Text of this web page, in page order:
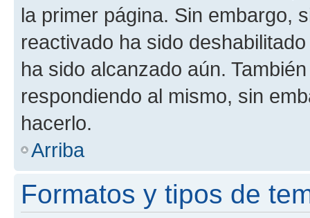
la primer página. Sin embargo,
reactivado ha sido
ha sido alcanzado aún.
respondiendo al mismo, sin
hacerlo.
Arriba
Formatos y tipos de